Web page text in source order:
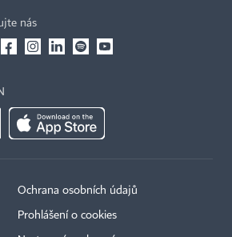
nás
Ochrana osobních údajů
Prohlášení o cookies